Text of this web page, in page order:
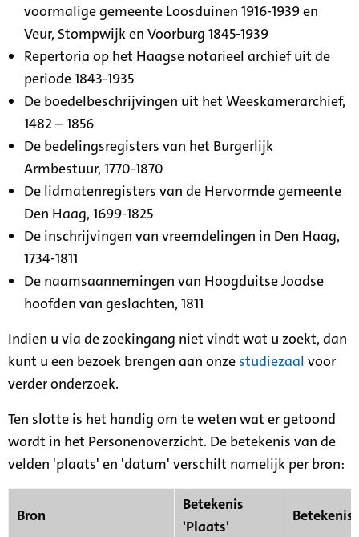
voormalige gemeente Loosduinen 1916-1939 en
Veur, Stompwijk en Voorburg 1845-1939
Repertoria op het Haagse notarieel archief uit de
periode 1843-1935
De boedelbeschrijvingen uit het Weeskamerarchief,
1482 – 1856
De bedelingsregisters van het Burgerlijk
Armbestuur, 1770-1870
De lidmatenregisters van de Hervormde gemeente
Den Haag, 1699-1825
De inschrijvingen van vreemdelingen in Den Haag,
1734-1811
De naamsaannemingen van Hoogduitse Joodse
hoofden van geslachten, 1811
Indien u via de zoekingang niet vindt wat u zoekt, dan
kunt u een bezoek brengen aan onze studiezaal voor
verder onderzoek.
Ten slotte is het handig om te weten wat er getoond
wordt in het Personenoverzicht. De betekenis van de
velden 'plaats' en 'datum' verschilt namelijk per bron:
Bron
Betekenis
'Plaats'